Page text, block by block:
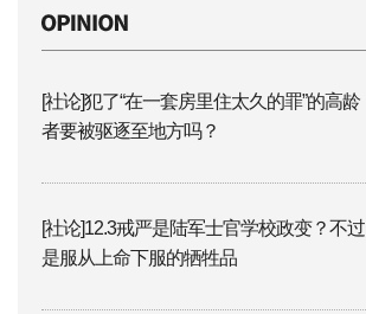
[社论]犯了“在一套房里住太久的罪”的高龄
者要被驱逐至地方吗？
[社论]12.3戒严是陆军士官学校政变？不过
是服从上命下服的牺牲品